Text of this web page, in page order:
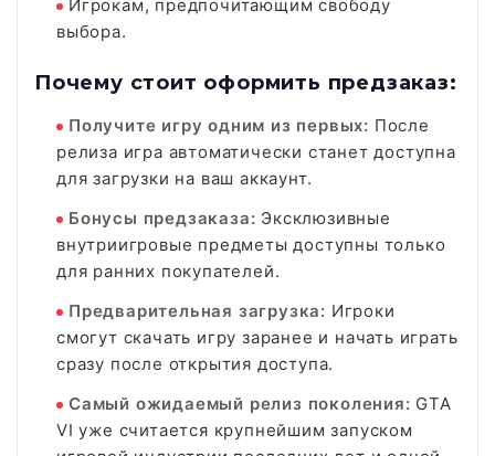
Игрокам, предпочитающим свободу
выбора.
Почему стоит оформить предзаказ:
Получите игру одним из первых: После
релиза игра автоматически станет доступна
для загрузки на ваш аккаунт.
Бонусы предзаказа: Эксклюзивные
внутриигровые предметы доступны только
для ранних покупателей.
Предварительная загрузка: Игроки
смогут скачать игру заранее и начать играть
сразу после открытия доступа.
Самый ожидаемый релиз поколения: GTA
VI уже считается крупнейшим запуском